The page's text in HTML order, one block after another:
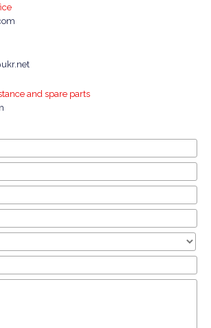
and spare parts